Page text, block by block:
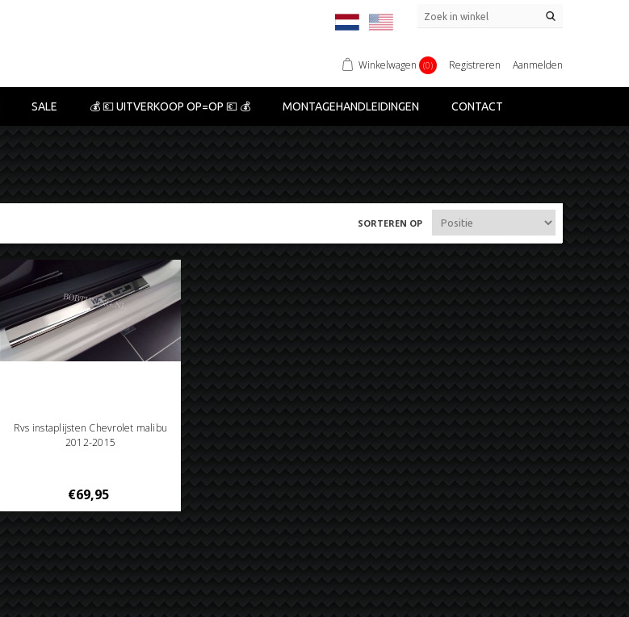
Winkelwagen (0) Registreren Aanmelden
SALE 💰 💶 UITVERKOOP OP=OP 💶 💰 MONTAGEHANDLEIDINGEN CONTACT
SORTEREN OP
Rvs instaplijsten Chevrolet malibu
2012-2015
€69,95